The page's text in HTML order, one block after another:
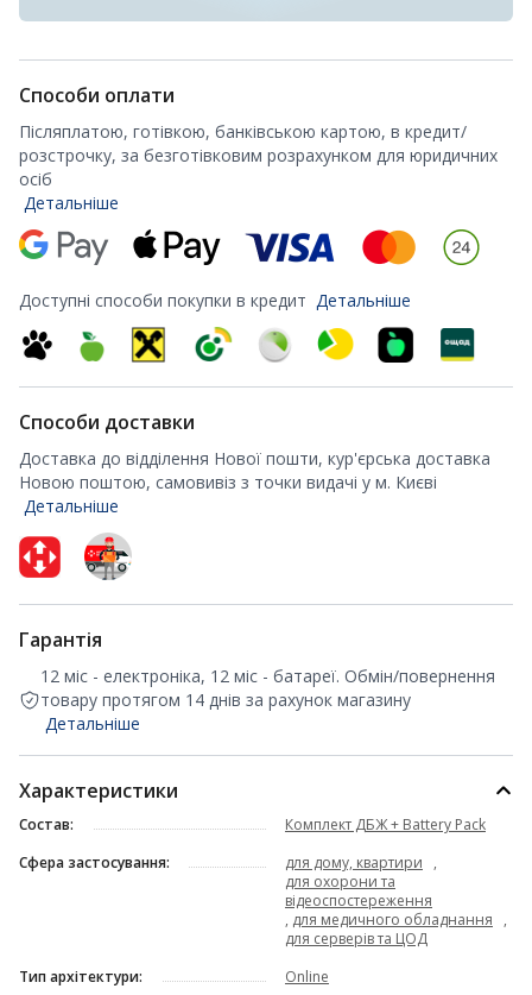
Способи оплати
Післяплатою, готівкою, банківською картою, в кредит/
розстрочку, за безготівковим розрахунком для юридичних
осіб
Детальніше
Доступні способи покупки в кредит Детальніше
Способи доставки
Доставка до відділення Нової пошти, кур'єрська доставка
Новою поштою, самовивіз з точки видачі у м. Києві
Детальніше
Гарантія
12 міс - електроніка, 12 міс - батареї. Обмін/повернення
товару протягом 14 днів за рахунок магазину
Детальніше
Характеристики
Состав:
Комплект ДБЖ + Battery Pack
Сфера застосування:
для дому, квартири
,
для охорони та
відеоспостереження
, для медичного обладнання
,
для серверів та ЦОД
Тип архітектури:
Online